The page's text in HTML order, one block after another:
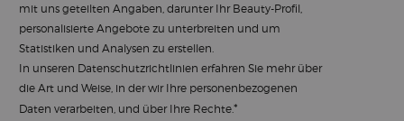
mit uns geteilten Angaben, darunter Ihr Beauty-Profil,
personalisierte Angebote zu unterbreiten und um
Statistiken und Analysen zu erstellen.
In unseren Datenschutzrichtlinien erfahren Sie mehr über
die Art und Weise, in der wir Ihre personenbezogenen
Daten verarbeiten, und über Ihre Rechte.*